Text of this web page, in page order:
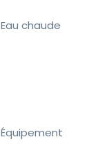
Eau chaude
Équipement